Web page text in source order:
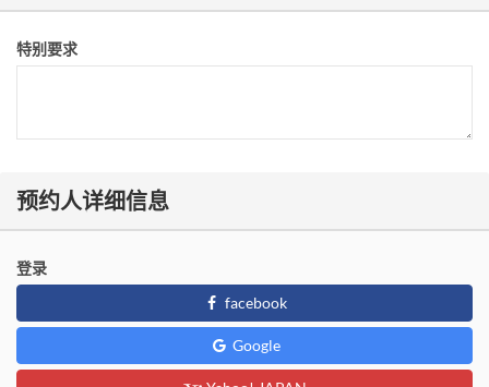
特别要求
预约人详细信息
登录
facebook
Google